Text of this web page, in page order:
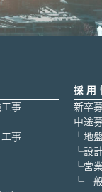
事
事
採用
新卒
中途
└地
└設
└営
└一